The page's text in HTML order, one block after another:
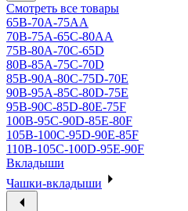
Смотреть все товары
65B-70A-75АА
70В-75А-65С-80АА
75В-80А-70С-65D
80В-85А-75С-70D
85В-90А-80С-75D-70E
90B-95A-85C-80D-75E
95B-90C-85D-80E-75F
100B-95C-90D-85E-80F
105B-100C-95D-90E-85F
110B-105C-100D-95E-90F
Вкладыши
Чашки-вкладыши